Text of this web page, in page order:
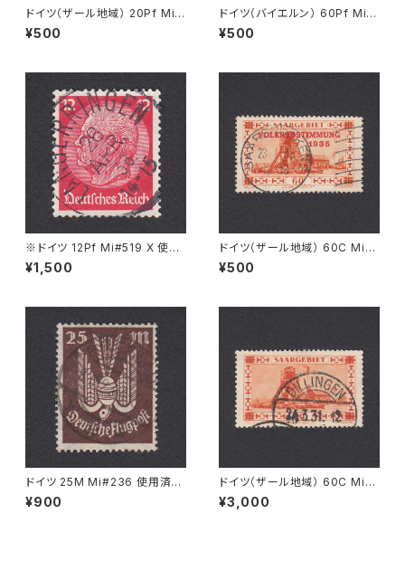
ドイツ（ザール地域） 20Pf Mi#
35 使用済み切手｜SAARBRÜ
CKEN 6.7.1920
¥500
ドイツ（バイエルン） 60Pf Mi#
84 II 使用済み切手｜MÜNCH
EN 29.9.1913
¥500
※ドイツ 12Pf Mi#519 X 使用
済み切手｜LANGERRINGEN
26.APR.1938
¥1,500
ドイツ（ザール地域） 60C Mi#1
86 使用済み切手｜SAARBRÜ
CKEN 23.1.1935
¥500
ドイツ 25M Mi#236 使用済み
切手｜BRESLAU 8.6.1923
¥900
ドイツ（ザール地域） 60C Mi#1
43 使用済み切手｜DILLINGE
N 24.3.1931
¥3,000